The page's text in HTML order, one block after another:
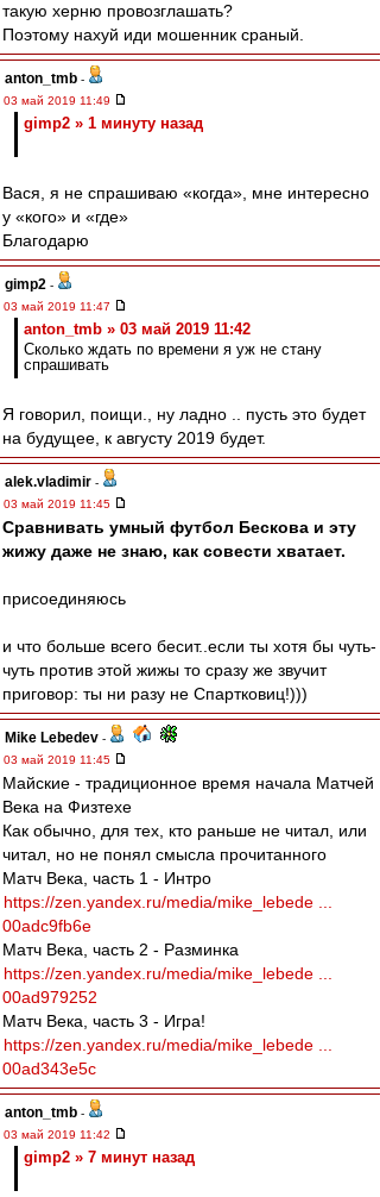
такую херню провозглашать?
Поэтому нахуй иди мошенник сраный.
anton_tmb -
03 май 2019 11:49
gimp2 » 1 минуту назад
Вася, я не спрашиваю «когда», мне интересно
у «кого» и «где»
Благодарю
gimp2 -
03 май 2019 11:47
anton_tmb » 03 май 2019 11:42
Сколько ждать по времени я уж не стану
спрашивать
Я говорил, поищи., ну ладно .. пусть это будет
на будущее, к августу 2019 будет.
alek.vladimir -
03 май 2019 11:45
Сравнивать умный футбол Бескова и эту
жижу даже не знаю, как совести хватает.
присоединяюсь
и что больше всего бесит..если ты хотя бы чуть-
чуть против этой жижы то сразу же звучит
приговор: ты ни разу не Спартковиц!)))
Mike Lebedev -
03 май 2019 11:45
Майские - традиционное время начала Матчей
Века на Физтехе
Как обычно, для тех, кто раньше не читал, или
читал, но не понял смысла прочитанного
Матч Века, часть 1 - Интро
https://zen.yandex.ru/media/mike_lebede ...
00adc9fb6e
Матч Века, часть 2 - Разминка
https://zen.yandex.ru/media/mike_lebede ...
00ad979252
Матч Века, часть 3 - Игра!
https://zen.yandex.ru/media/mike_lebede ...
00ad343e5c
anton_tmb -
03 май 2019 11:42
gimp2 » 7 минут назад